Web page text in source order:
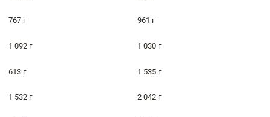
767 г 961 г
1 092 г 1 030 г
613 г 1 535 г
1 532 г 2 042 г